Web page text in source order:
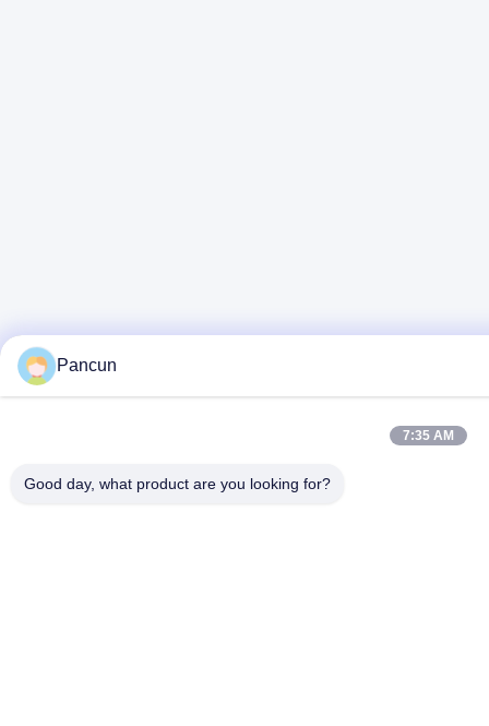
Pancun
7:35 AM
Good day, what product are you looking for?